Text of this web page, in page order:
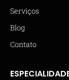
Serviços
Blog
Contato